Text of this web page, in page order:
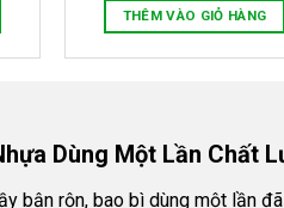
THÊM VÀO GIỎ HÀNG
Dùng Một Lần Chất
bận rộn, bao bì dùng một lần